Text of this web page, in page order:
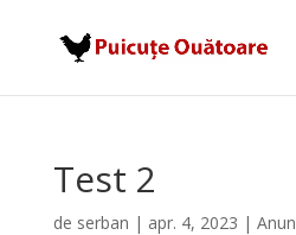
Test 2
de serban | apr. 4, 2023 |